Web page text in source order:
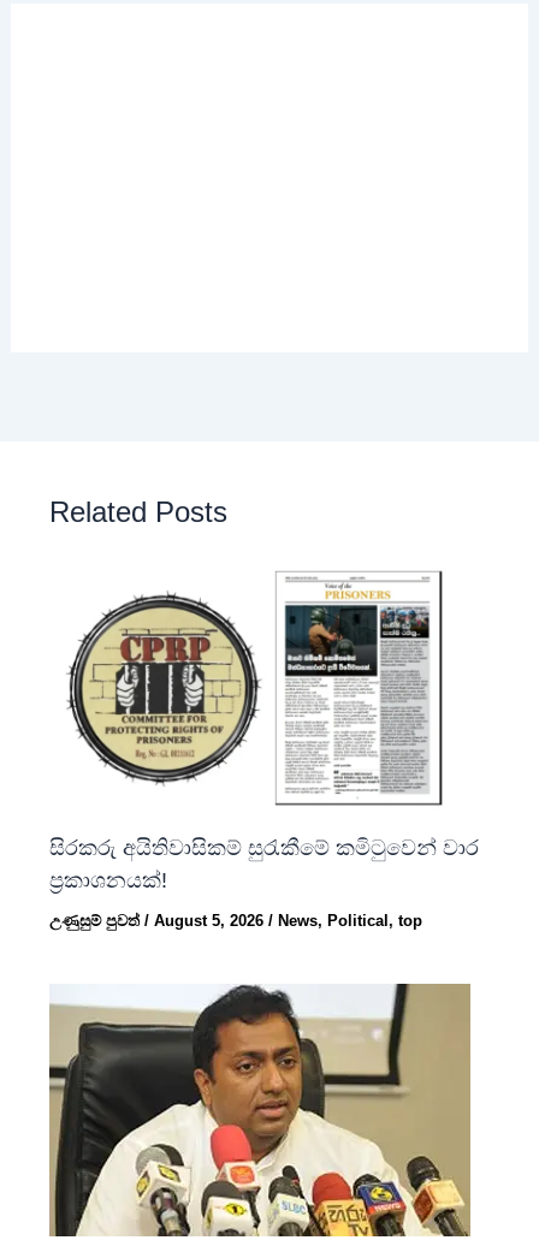
Related Posts
සිරකරු අයිතිවාසිකම් සුරැකීමේ කමිටුවෙන් වාර
ප්‍රකාශනයක්!
උණුසුම් පුවත්/August 5, 2026/ News, Political,top